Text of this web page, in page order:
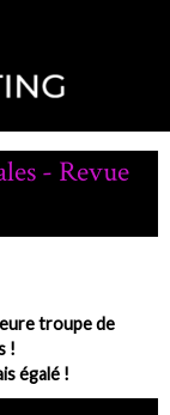
- Revue
troupe de
!
égalé !